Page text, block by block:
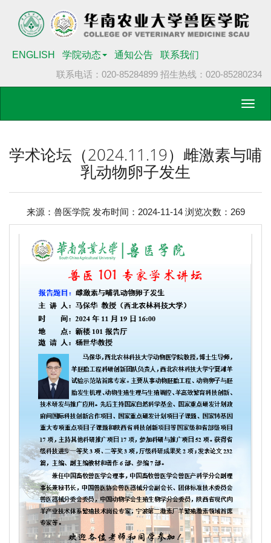
ENGLISH 学院动态 通知公告
联系我们
联系电话：020-85284899 招生热线：020-85280234
学术论坛（2024.11.19）雌激素与哺
乳动物卵子发生
来源：兽医学院 发布时间：2024-11-14 浏览次数： 269